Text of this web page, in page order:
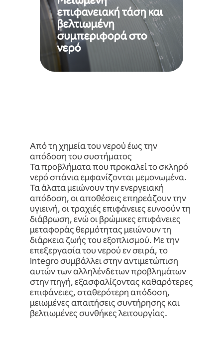
επιφανειακή τάση και
βελτιωμένη
συμπεριφορά στο
νερό
υδρογόνου μεταξύ των μορίων
του νερού, μειώνοντας την
επιφανειακή τάση και
δημιουργώντας «νερό με
μεγαλύτερη υγρασία». Αυτό
βοηθά το νερό να απλώνεται
πιο αποτελεσματικά, να
διεισδύει ευκολότερα στις
Από τη χημεία του νερού έως την
απόδοση του συστήματος
Τα προβλήματα που προκαλεί το σκληρό
νερό σπάνια εμφανίζονται μεμονωμένα.
Τα άλατα μειώνουν την ενεργειακή
απόδοση, οι αποθέσεις επηρεάζουν την
υγιεινή, οι τραχιές επιφάνειες ευνοούν τη
διάβρωση, ενώ οι βρώμικες επιφάνειες
μεταφοράς θερμότητας μειώνουν τη
διάρκεια ζωής του εξοπλισμού. Με την
επεξεργασία του νερού εν σειρά, το
Integro συμβάλλει στην αντιμετώπιση
αυτών των αλληλένδετων προβλημάτων
στην πηγή, εξασφαλίζοντας καθαρότερες
επιφάνειες, σταθερότερη απόδοση,
μειωμένες απαιτήσεις συντήρησης και
βελτιωμένες συνθήκες λειτουργίας.